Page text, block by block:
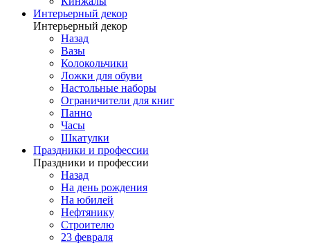
Интерьерный декор
Интерьерный декор
Назад
Вазы
Колокольчики
Ложки для обуви
Настольные наборы
Ограничители для книг
Панно
Часы
Шкатулки
Праздники и профессии
Праздники и профессии
Назад
На день рождения
На юбилей
Нефтянику
Строителю
23 февраля